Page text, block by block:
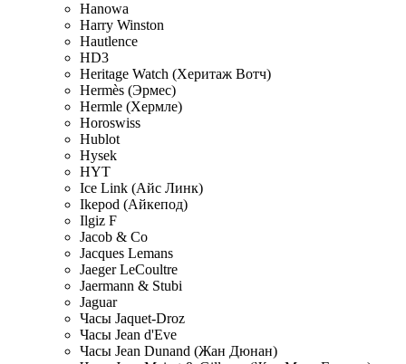
Hanowa
Harry Winston
Hautlence
HD3
Heritage Watch (Херитаж Вотч)
Hermès (Эрмес)
Hermle (Хермле)
Horoswiss
Hublot
Hysek
HYT
Ice Link (Айс Линк)
Ikepod (Айкепод)
Ilgiz F
Jacob & Co
Jacques Lemans
Jaeger LeCoultre
Jaermann & Stubi
Jaguar
Часы Jaquet-Droz
Часы Jean d'Eve
Часы Jean Dunand (Жан Дюнан)